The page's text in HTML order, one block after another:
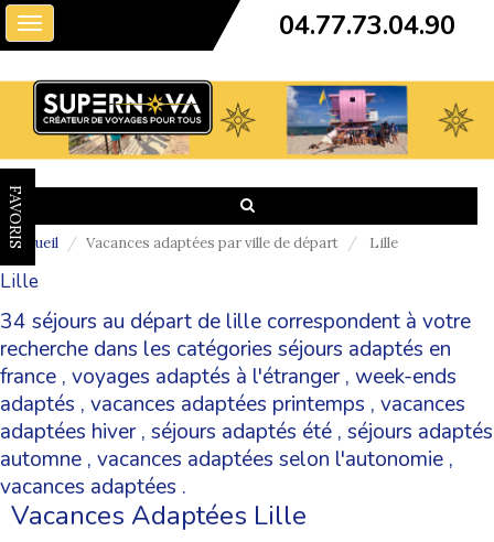
Toggle
navigation
04.77.73.04.90
FAVORIS
Accueil Vacances adaptées par ville de départ Lille
Lille
34 séjours au départ de lille correspondent à votre
recherche dans les catégories séjours adaptés en
france , voyages adaptés à l'étranger, week-ends
adaptés , vacances adaptées printemps , vacances
adaptées hiver, séjours adaptés été , séjours adaptés
automne , vacances adaptées selon l'autonomie ,
vacances adaptées .
Vacances Adaptées Lille